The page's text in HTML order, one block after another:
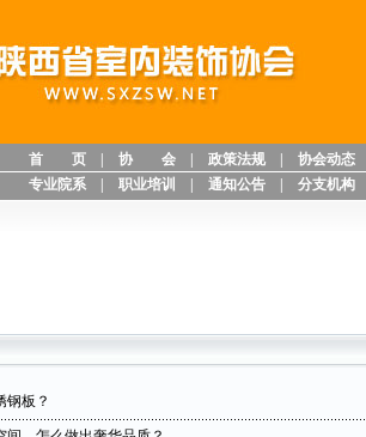
首 页 协 会 政策法规 协会动态
专业院系
职业培训 通知公告 分支机构
钢板？